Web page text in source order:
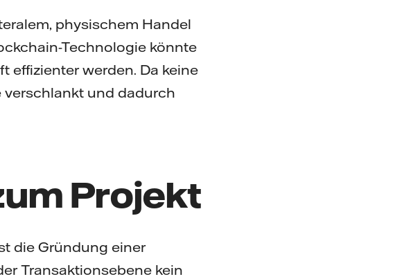
physischem Handel
Technologie könnte
effizienter werden. Da keine
und dadurch
Projekt
die Gründung einer
Transaktionsebene kein